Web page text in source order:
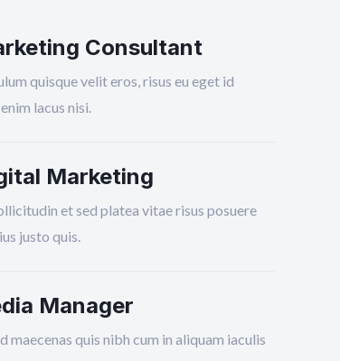
Consultant
quisque velit eros, risus eu eget id
lacus nisi.
Marketing
et sed platea vitae risus posuere
justo quis.
Manager
maecenas quis nibh cum in aliquam iaculis